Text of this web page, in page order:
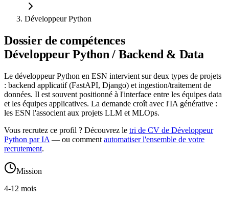
Développeur Python
Dossier de compétences
Développeur Python / Backend & Data
Le développeur Python en ESN intervient sur deux types de projets
: backend applicatif (FastAPI, Django) et ingestion/traitement de
données. Il est souvent positionné à l'interface entre les équipes data
et les équipes applicatives. La demande croît avec l'IA générative :
les ESN l'associent aux projets LLM et MLOps.
Vous recrutez ce profil ? Découvrez le tri de CV de Développeur
Python par IA — ou comment automatiser l'ensemble de votre
recrutement.
Mission
4-12 mois